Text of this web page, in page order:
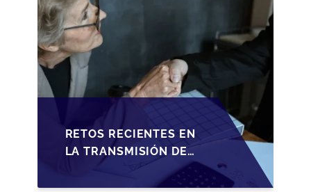
RETOS RECIENTES EN
LA TRANSMISIÓN DE
PYMES ESPAÑOLAS:
ADAPTACIONES